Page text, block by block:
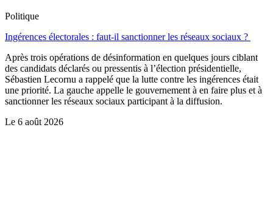
Politique
Ingérences électorales : faut-il sanctionner les réseaux sociaux ?
Après trois opérations de désinformation en quelques jours ciblant
des candidats déclarés ou pressentis à l’élection présidentielle,
Sébastien Lecornu a rappelé que la lutte contre les ingérences était
une priorité. La gauche appelle le gouvernement à en faire plus et à
sanctionner les réseaux sociaux participant à la diffusion.
Le 6 août 2026